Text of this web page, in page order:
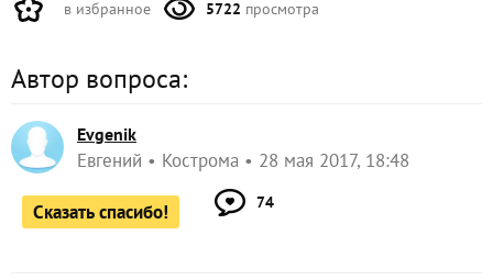
в избранное 5722 просмотра
Автор вопроса:
Evgenik
Евгений Кострома 28 мая 2017, 18:48
Сказать спасибо! 74